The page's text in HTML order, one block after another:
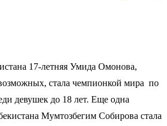
17-летняя Умида Омонова,
стала чемпионкой мира по
девушек до 18 лет. Еще одна
Мумтозбегим Собирова стала